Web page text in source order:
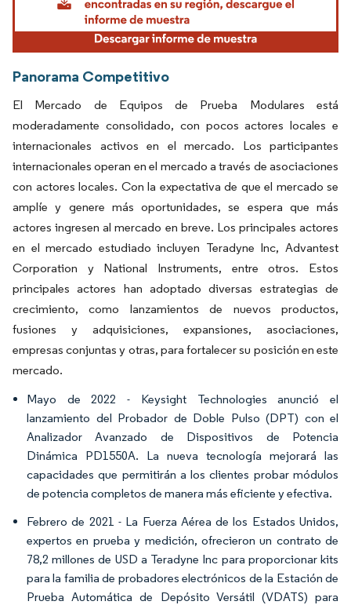
Panorama Competitivo
El Mercado de Equipos de Prueba Modulares está
moderadamente consolidado, con pocos actores locales e
internacionales activos en el mercado. Los participantes
internacionales operan en el mercado a través de asociaciones
con actores locales. Con la expectativa de que el mercado se
amplíe y genere más oportunidades, se espera que más
actores ingresen al mercado en breve. Los principales actores
en el mercado estudiado incluyen Teradyne Inc, Advantest
Corporation y National Instruments, entre otros. Estos
principales actores han adoptado diversas estrategias de
crecimiento, como lanzamientos de nuevos productos,
fusiones y adquisiciones, expansiones, asociaciones,
empresas conjuntas y otras, para fortalecer su posición en este
mercado.
Mayo de 2022 - Keysight Technologies anunció el
lanzamiento del Probador de Doble Pulso (DPT) con el
Analizador Avanzado de Dispositivos de Potencia
Dinámica PD1550A. La nueva tecnología mejorará las
capacidades que permitirán a los clientes probar módulos
de potencia completos de manera más eficiente y efectiva.
Febrero de 2021 - La Fuerza Aérea de los Estados Unidos,
expertos en prueba y medición, ofrecieron un contrato de
78,2 millones de USD a Teradyne Inc para proporcionar kits
para la familia de probadores electrónicos de la Estación de
Prueba Automática de Depósito Versátil (VDATS) para